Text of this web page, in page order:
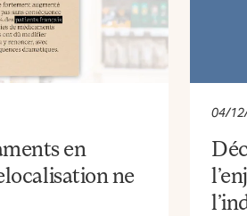
en
ne
04/